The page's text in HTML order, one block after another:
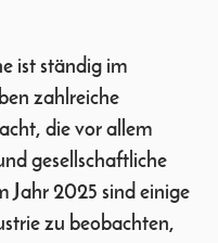
ist ständig im
zahlreiche
die vor allem
gesellschaftliche
Jahr 2025 sind einige
zu beobachten,